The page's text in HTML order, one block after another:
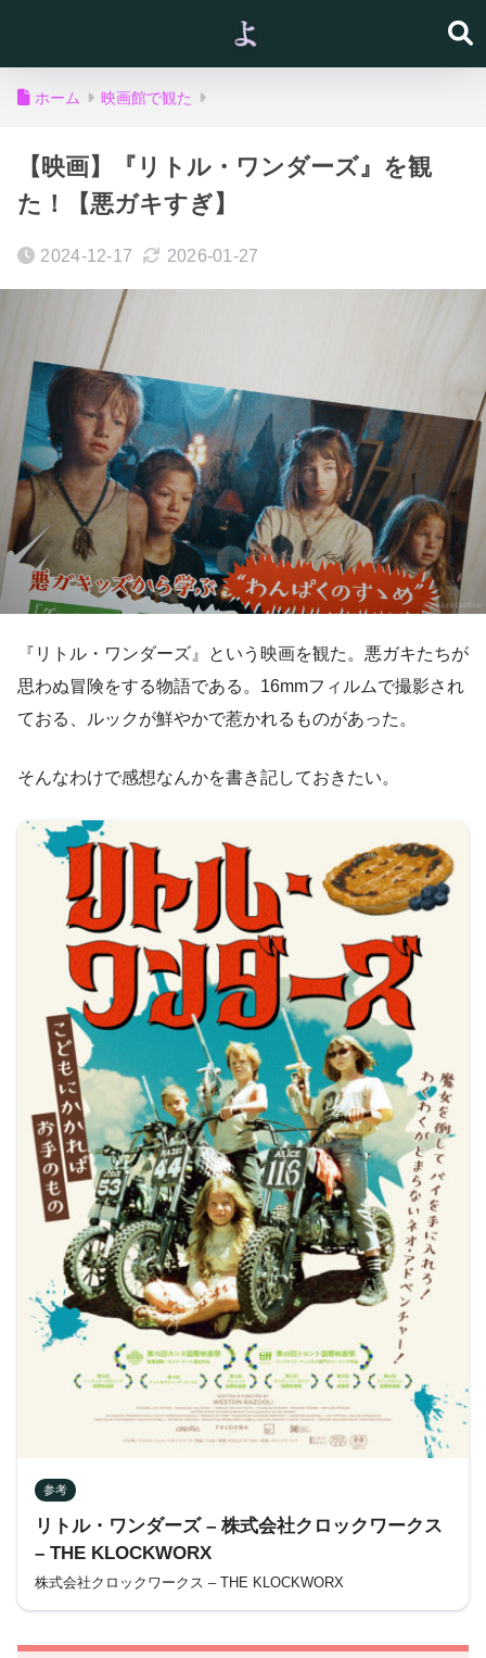
ホーム 映画館で観た
【映画】『リトル・ワンダーズ』を観
た！【悪ガキすぎ】
2024-12-17 2026-01-27
『リトル・ワンダーズ』という映画を観た。悪ガキたちが
思わぬ冒険をする物語である。16mmフィルムで撮影され
ておる、ルックが鮮やかで惹かれるものがあった。
そんなわけで感想なんかを書き記しておきたい。
参考
リトル・ワンダーズ – 株式会社クロックワークス
– THE KLOCKWORX
株式会社クロックワークス – THE KLOCKWORX